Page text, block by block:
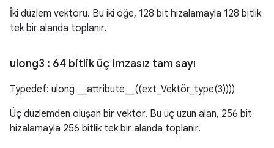
İki düzlem vektörü. Bu iki öğe, 128 bit hizalamayla 128 bitlik
tek bir alanda toplanır.
ulong3 : 64 bitlik üç imzasız tam sayı
Typedef: ulong __attribute__((ext_Vektör_type(3))))
Üç düzlemden oluşan bir vektör. Bu üç uzun alan, 256 bit
hizalamayla 256 bitlik tek bir alanda toplanır.